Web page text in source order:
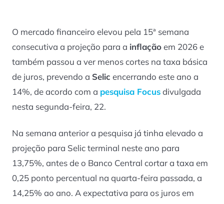
O mercado financeiro elevou pela 15ª semana
consecutiva a projeção para a inflaçãoem 2026 e
também passou a ver menos cortes na taxa básica
de juros, prevendo a Selic encerrando este ano a
14%, de acordo com a pesquisa Focusdivulgada
nesta segunda-feira, 22.
Na semana anterior a pesquisa já tinha elevado a
projeção para Selic terminal neste ano para
13,75%, antes de o Banco Central cortar a taxa em
0,25 ponto percentual na quarta-feira passada, a
14,25% ao ano. A expectativa para os juros em